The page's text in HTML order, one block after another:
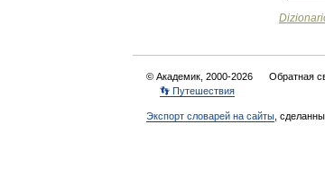
© Академик, 2000-2026 Обратная
👣 Путешествия
Экспорт словарей на сайты ,